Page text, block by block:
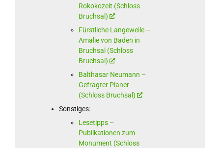
Rokokozeit (Schloss
Bruchsal)
Fürstliche Langeweile –
Amalie von Baden in
Bruchsal (Schloss
Bruchsal)
Balthasar Neumann –
Gefragter Planer
(Schloss Bruchsal)
Sonstiges:
Lesetipps –
Publikationen zum
Monument (Schloss